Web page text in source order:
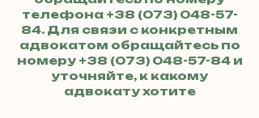
телефона +38 (073) 048-57-
84. Для связи с конкретным
адвокатом обращайтесь по
номеру +38 (073) 048-57-84и
уточняйте, к какому
адвокату хотите